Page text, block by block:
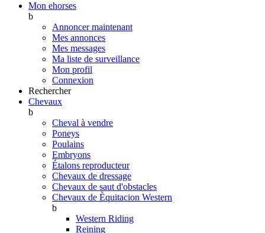
Mon ehorses
b
Annoncer maintenant
Mes annonces
Mes messages
Ma liste de surveillance
Mon profil
Connexion
Rechercher
Chevaux
b
Cheval à vendre
Poneys
Poulains
Embryons
Étalons reproducteur
Chevaux de dressage
Chevaux de saut d'obstacles
Chevaux de Èquitacion Western
b
Western Riding
Reining